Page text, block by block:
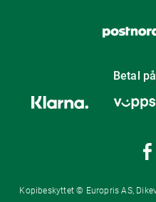
Betal
Kopibeskyttet © Europris AS,